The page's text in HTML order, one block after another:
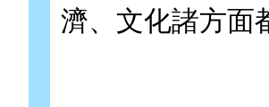
濟、文化諸方面